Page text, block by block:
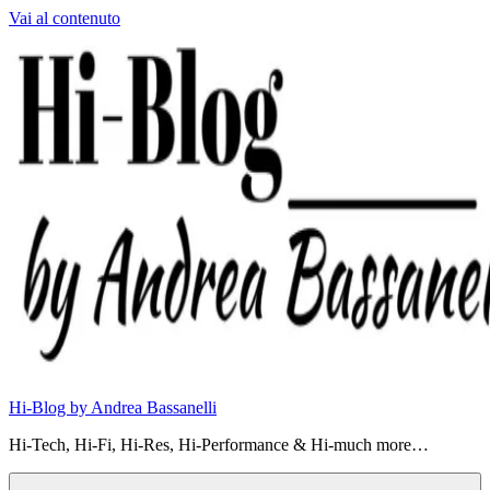
Vai al contenuto
Hi-Blog by Andrea Bassanelli
Hi-Tech, Hi-Fi, Hi-Res, Hi-Performance & Hi-much more…